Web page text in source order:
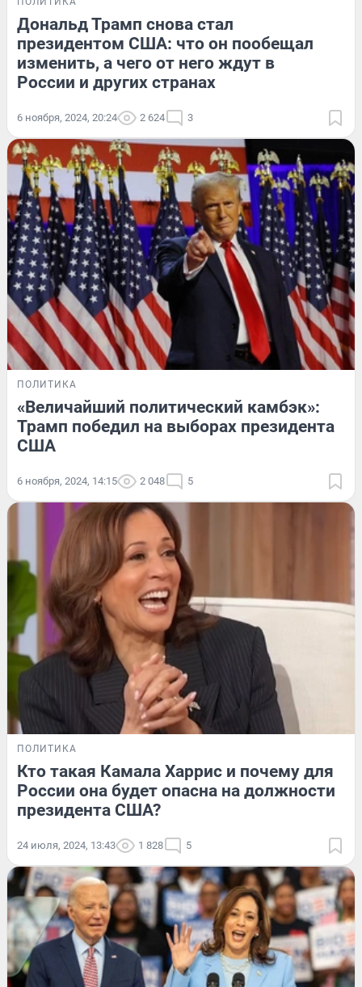
Дональд Трамп снова стал
президентом США: что он пообещал
изменить, а чего от него ждут в
России и других странах
6 ноября, 2024, 20:24 2 624 3
ПОЛИТИКА
«Величайший политический камбэк»:
Трамп победил на выборах президента
США
6 ноября, 2024, 14:15 2 048 5
ПОЛИТИКА
Кто такая Камала Харрис и почему для
России она будет опасна на должности
президента США?
24 июля, 2024, 13:43 1 828 5